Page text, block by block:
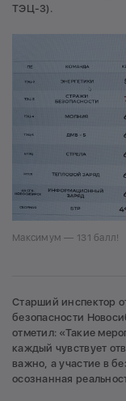
ТЭЦ-3).
Максимум — 131 балл!
Старший инспектор
безопасности
отметил: «Такие
каждый чувствует
важно, а участие в
осознанная